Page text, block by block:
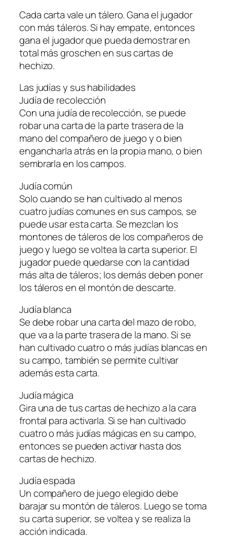
Cada carta vale un tálero. Gana el jugador
con más táleros. Si hay empate, entonces
gana el jugador que pueda demostrar en
total más groschen en sus cartas de
hechizo.
Las judías y sus habilidades
Judía de recolección
Con una judía de recolección, se puede
robar una carta de la parte trasera de la
mano del compañero de juego y o bien
engancharla atrás en la propia mano, o bien
sembrarla en los campos.
Judía común
Solo cuando se han cultivado al menos
cuatro judías comunes en sus campos, se
puede usar esta carta. Se mezclan los
montones de táleros de los compañeros de
juego y luego se voltea la carta superior. El
jugador puede quedarse con la cantidad
más alta de táleros; los demás deben poner
los táleros en el montón de descarte.
Judía blanca
Se debe robar una carta del mazo de robo,
que va a la parte trasera de la mano. Si se
han cultivado cuatro o más judías blancas en
su campo, también se permite cultivar
además esta carta.
Judía mágica
Gira una de tus cartas de hechizo a la cara
frontal para activarla. Si se han cultivado
cuatro o más judías mágicas en su campo,
entonces se pueden activar hasta dos
cartas de hechizo.
Judía espada
Un compañero de juego elegido debe
barajar su montón de táleros. Luego se toma
su carta superior, se voltea y se realiza la
acción indicada.